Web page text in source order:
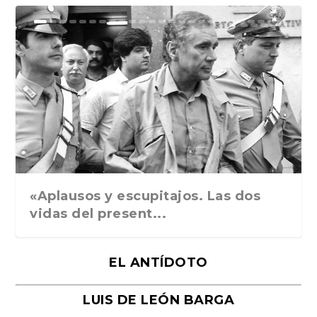
Ground Rules. Alejan...
«Rafael: Poesía subl...
Bienvenidos al circo...
Georges de La Tour. ...
Robert Capa: la hist...
«Aplausos y escupitajos. Las dos
vidas del present...
EL ANTÍDOTO
LUIS DE LEÓN BARGA